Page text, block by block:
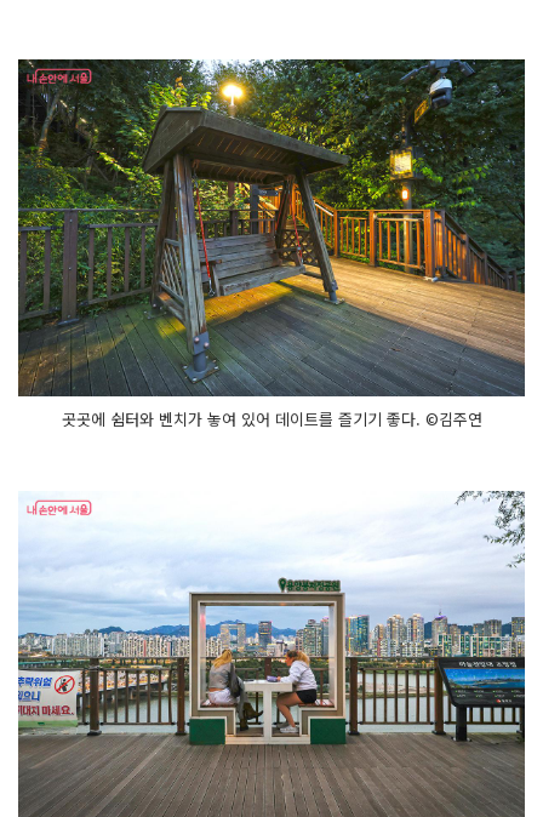
곳곳에 쉼터와 벤치가 놓여 있어 데이트를 즐기기 좋다. ©김주연